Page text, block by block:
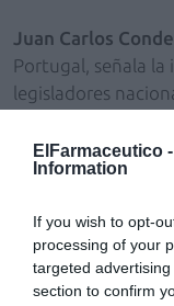
ElFarmaceutico -
Information
If you wish to opt-
processing of your
targeted
section to confirm
Juan Carlos Conde
Portugal, señala
legisladores
ha dejado
es el momento de
mientras
nacionales y de la
una serie de